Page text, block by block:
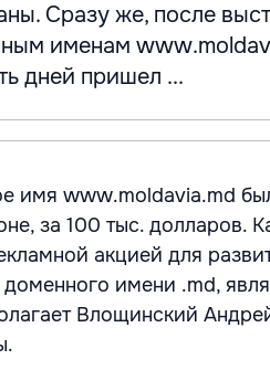
Сразу же, после
именам
дней пришел ...
имя www.moldavia.md
за 100 тыс. долларов.
акцией для
имени .md,
Влощинский